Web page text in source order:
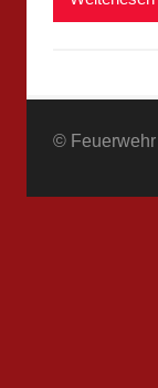
© Feuerwehr